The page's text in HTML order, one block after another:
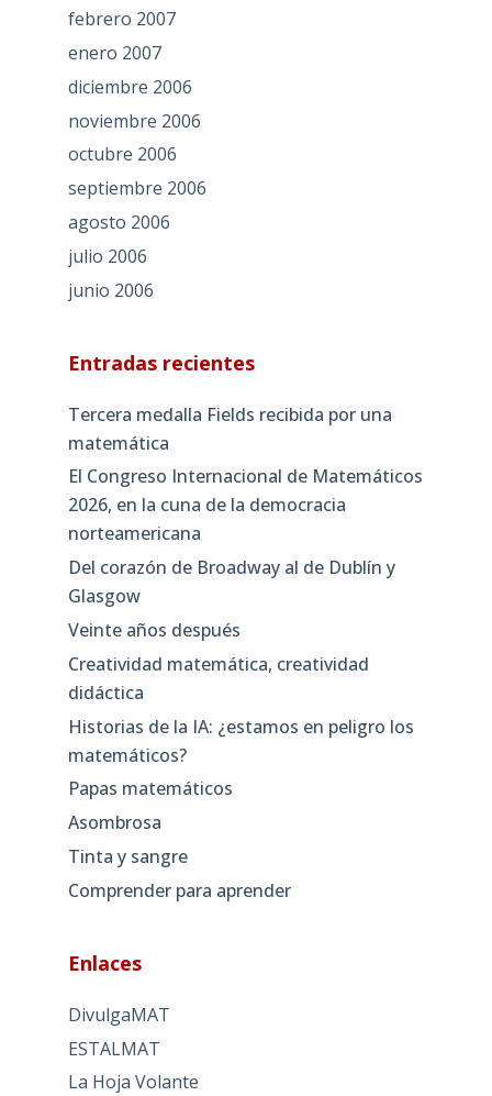
febrero 2007
enero 2007
diciembre 2006
noviembre 2006
octubre 2006
septiembre 2006
agosto 2006
julio 2006
junio 2006
Entradas recientes
Tercera medalla Fields recibida por una
matemática
El Congreso Internacional de Matemáticos
2026, en la cuna de la democracia
norteamericana
Del corazón de Broadway al de Dublín y
Glasgow
Veinte años después
Creatividad matemática, creatividad
didáctica
Historias de la IA: ¿estamos en peligro los
matemáticos?
Papas matemáticos
Asombrosa
Tinta y sangre
Comprender para aprender
Enlaces
DivulgaMAT
ESTALMAT
La Hoja Volante